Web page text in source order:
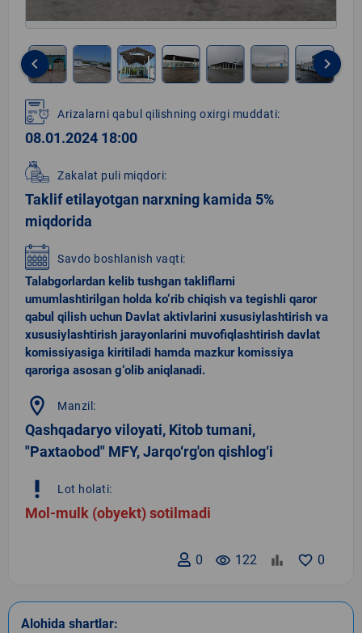
1
of
11
keyboard_arrow_left keyboard_arrow_right
Arizalarni qabul qilishning oxirgi muddati:
08.01.2024 18:00
Zakalat puli miqdori:
Taklif etilayotgan narxning kamida 5%
miqdorida
Savdo boshlanish vaqti:
Talabgorlardan kelib tushgan takliflarni
umumlashtirilgan holda ko‘rib chiqish va tegishli qaror
qabul qilish uchun Davlat aktivlarini xususiylashtirish va
xususiylashtirish jarayonlarini muvofiqlashtirish davlat
komissiyasiga kiritiladi hamda mazkur komissiya
qaroriga asosan g‘olib aniqlanadi.
location_on Manzil:
Qashqadaryo viloyati, Kitob tumani,
"Paxtaobod" MFY, Jarqo‘rg'on qishlog‘i
priority_high Lot holati:
Mol-mulk (obyekt) sotilmadi
favorite_border 0
remove_red_eye 122
0
Alohida shartlar: